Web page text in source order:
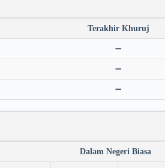
Terakhir Khuruj
➖
➖
➖
Dalam Negeri Biasa